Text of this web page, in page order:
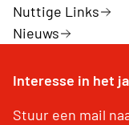
Nuttige Links
Nieuws
Interesse in het
Stuur een mail